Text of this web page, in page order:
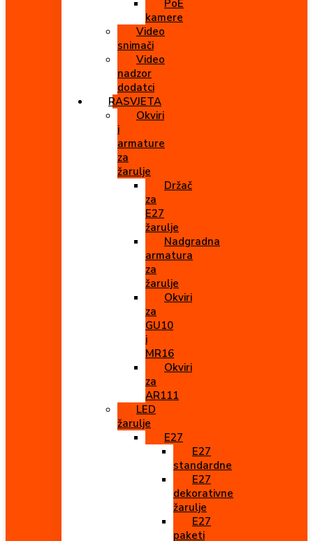
PoE
kamere
Video
snimači
Video
nadzor
dodatci
RASVJETA
Okviri
i
armature
za
žarulje
Držač
za
E27
žarulje
Nadgradna
armatura
za
žarulje
Okviri
za
GU10
i
MR16
Okviri
za
AR111
LED
žarulje
E27
E27
standardne
E27
dekorativne
žarulje
E27
paketi